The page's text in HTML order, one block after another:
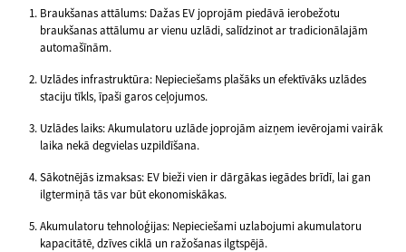
Braukšanas attālums: Dažas EV joprojām piedāvā ierobežotu
braukšanas attālumu ar vienu uzlādi, salīdzinot ar tradicionālajām
automašīnām.
Uzlādes infrastruktūra: Nepieciešams plašāks un efektīvāks uzlādes
staciju tīkls, īpaši garos ceļojumos.
Uzlādes laiks: Akumulatoru uzlāde joprojām aizņem ievērojami vairāk
laika nekā degvielas uzpildīšana.
Sākotnējās izmaksas: EV bieži vien ir dārgākas iegādes brīdī, lai gan
ilgtermiņā tās var būt ekonomiskākas.
Akumulatoru tehnoloģijas: Nepieciešami uzlabojumi akumulatoru
kapacitātē, dzīves ciklā un ražošanas ilgtspējā.